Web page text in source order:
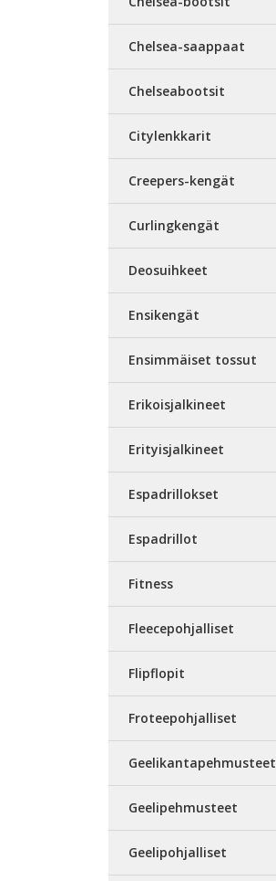
Chelsea-saappaat
Chelseabootsit
Citylenkkarit
Creepers-kengät
Curlingkengät
Deosuihkeet
Ensikengät
Ensimmäiset tossut
Erikoisjalkineet
Erityisjalkineet
Espadrillokset
Espadrillot
Fitness
Fleecepohjalliset
Flipflopit
Froteepohjalliset
Geelikantapehmusteet
Geelipehmusteet
Geelipohjalliset